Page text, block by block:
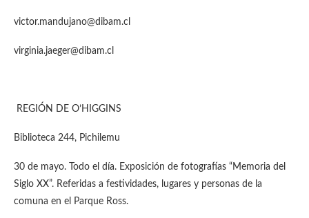
victor.mandujano@dibam.cl
virginia.jaeger@dibam.cl
REGIÓN DE O’HIGGINS
Biblioteca 244, Pichilemu
30 de mayo. Todo el día. Exposición de fotografías “Memoria del
Siglo XX”. Referidas a festividades, lugares y personas de la
comuna en el Parque Ross.